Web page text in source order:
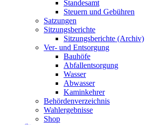
Standesamt
Steuern und Gebühren
Satzungen
Sitzungsberichte
Sitzungsberichte (Archiv)
Ver- und Entsorgung
Bauhöfe
Abfallentsorgung
Wasser
Abwasser
Kaminkehrer
Behördenverzeichnis
Wahlergebnisse
Shop